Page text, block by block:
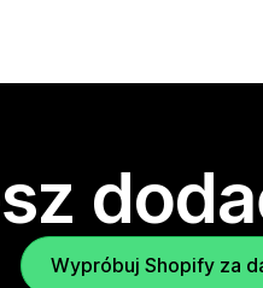
Wypróbuj Shopify za